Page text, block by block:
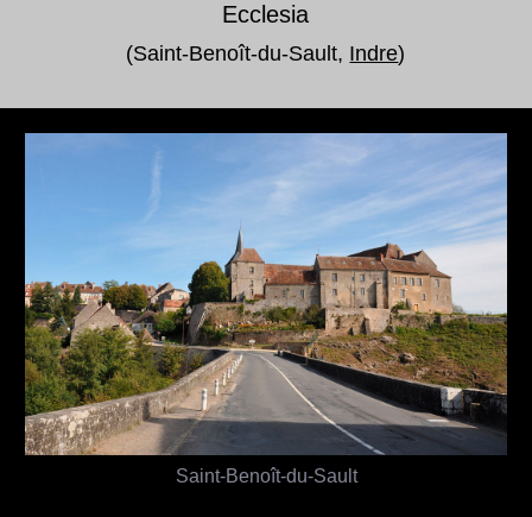
Ecclesia
(Saint-Benoît-du-Sault, Indre)
Saint-Benoît-du-Sault